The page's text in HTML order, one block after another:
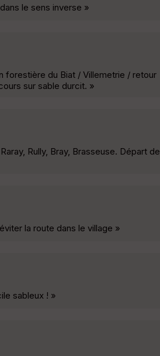
le sens inverse »
forestière du Biat / Villemetrie / retour
sur sable durcit. »
Rully, Bray, Brasseuse. Départ de
la route dans le village »
sableux ! »